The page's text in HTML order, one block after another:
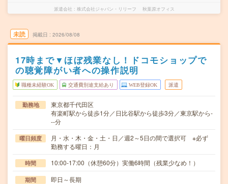
派遣会社 株式会社ジャパン・リリーフ 秋葉原オフィス
未読 掲載日 2026/08/08
17時まで▼ほぼ残業なし！ドコモショップで
の聴覚障がい者への操作説明
職種未経験OK 交通費別途支給あり WEB登録OK 派遣
勤務地
東京都千代田区
有楽町駅から徒歩1分／日比谷駅から徒歩3分／東京駅から-
--分
曜日頻度
月・水・木・金・土・日／週2～5日の間で選択可 ※必ず
勤務する曜日：月
時間 10:00-17:00（休憩60分）実働6時間（残業少なめ！）
期間 即日～長期